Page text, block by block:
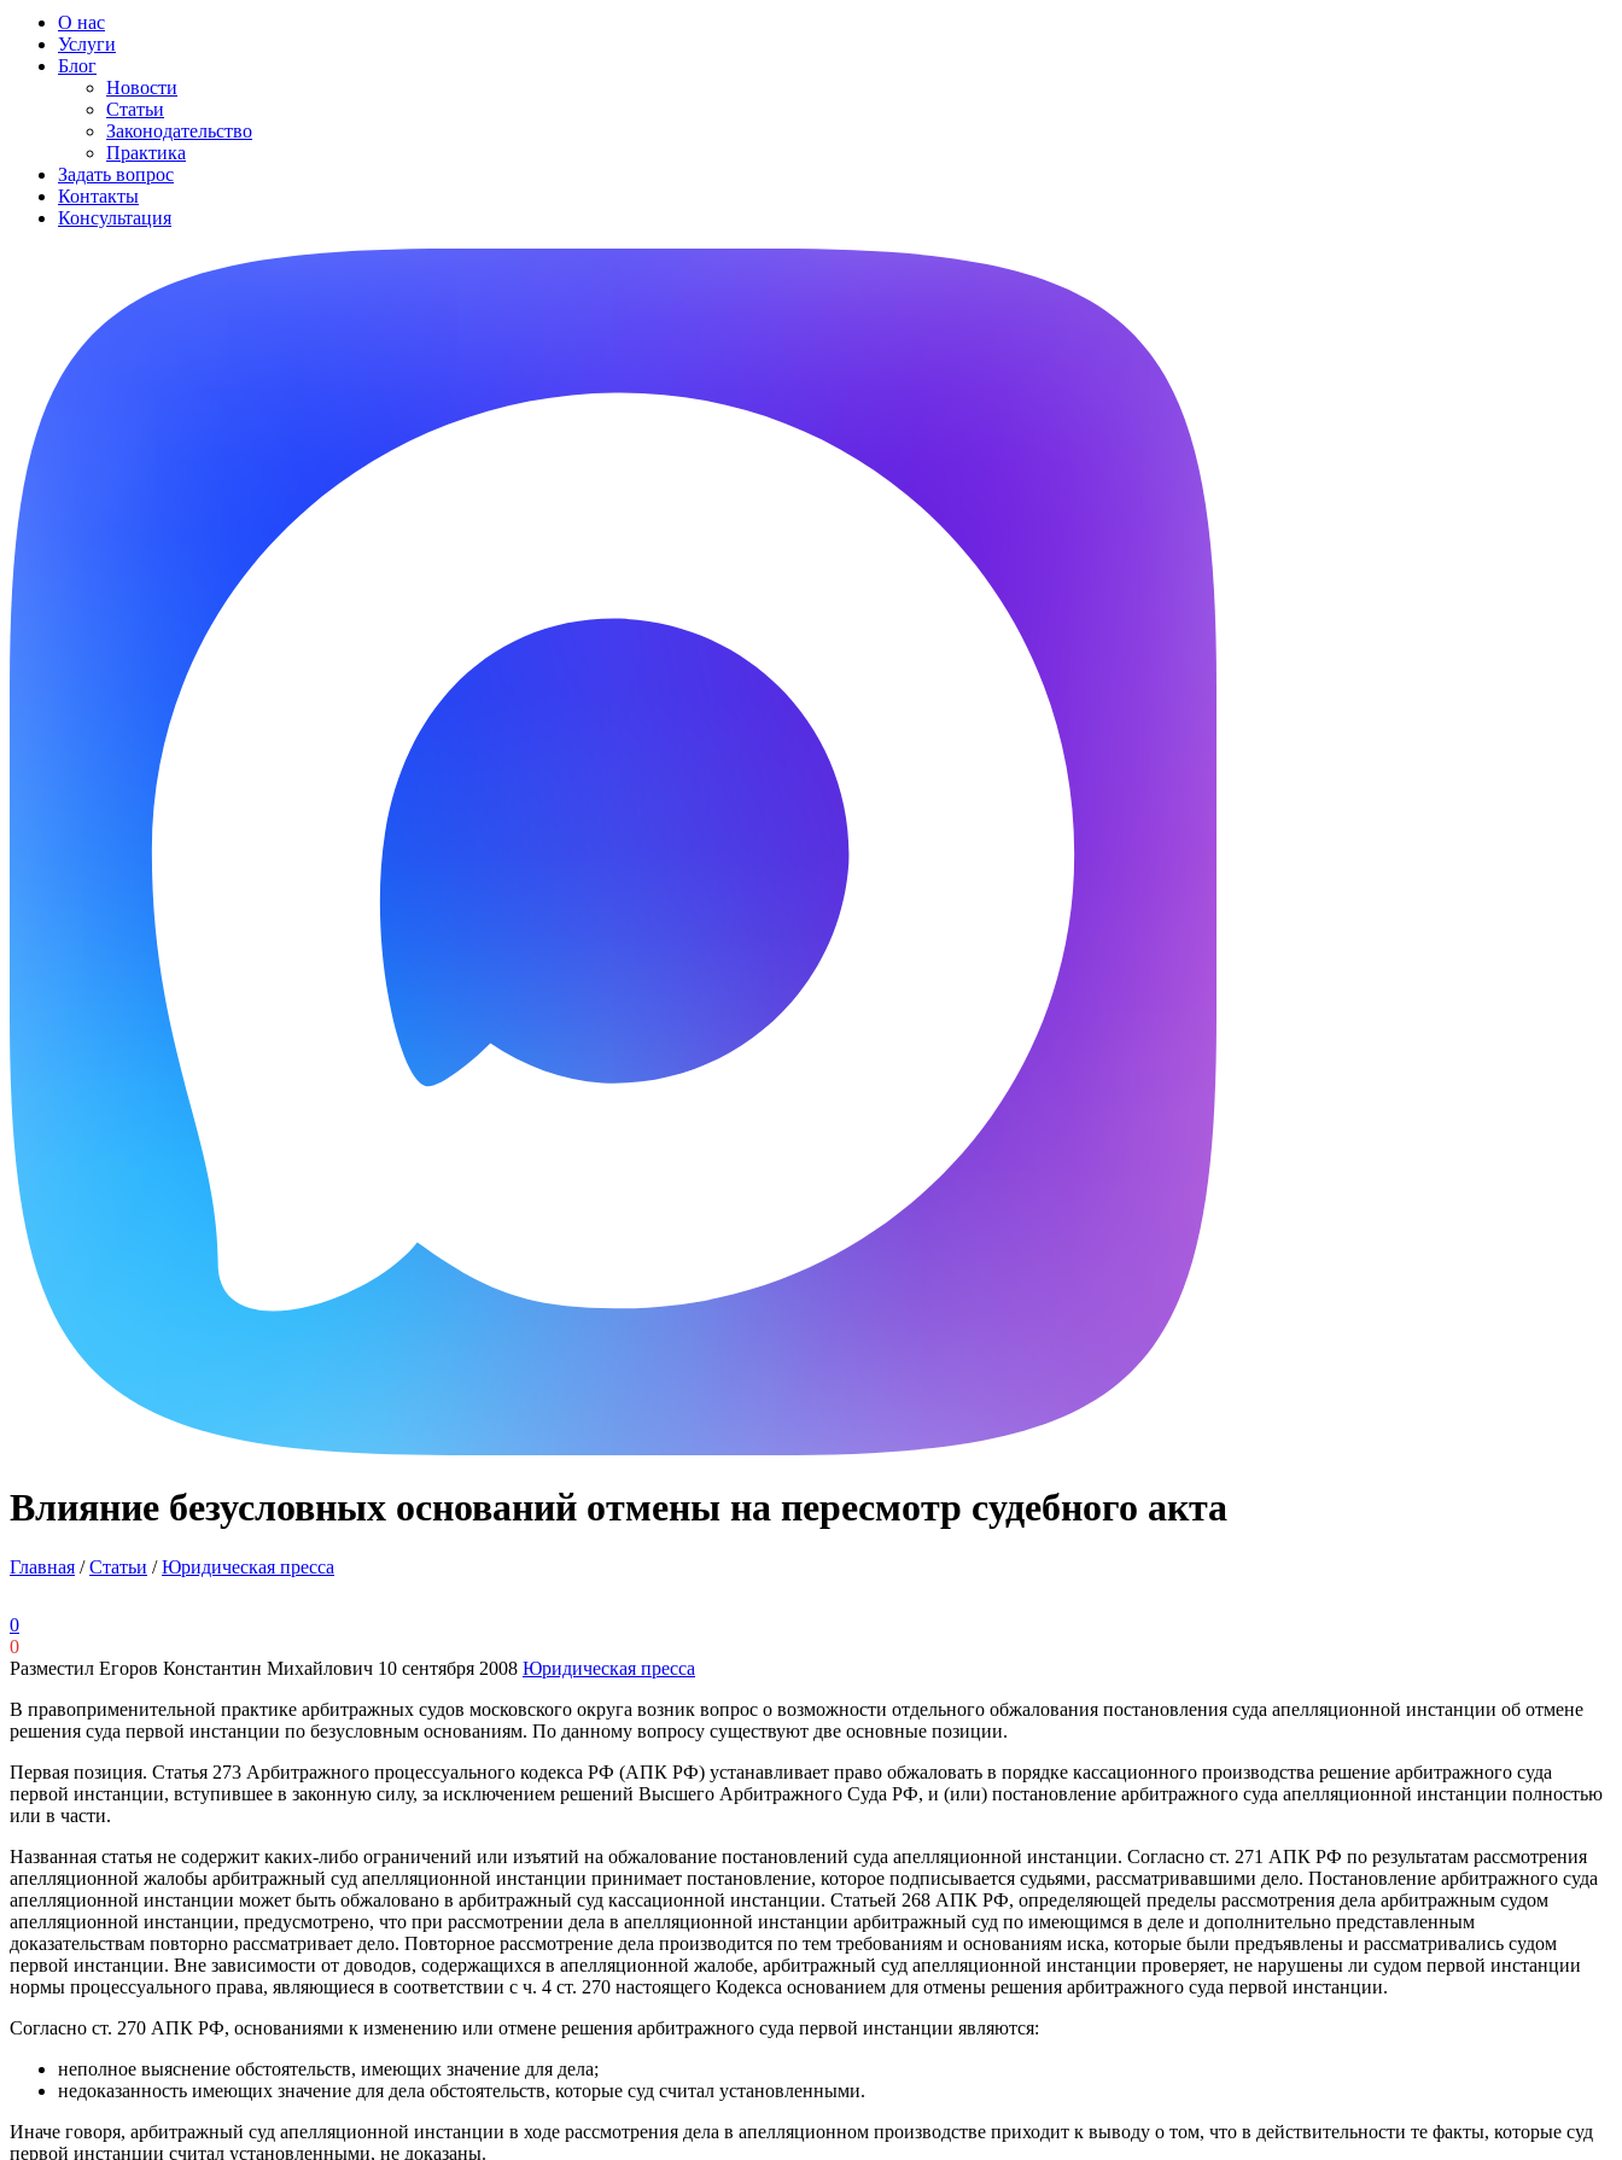
О нас
Услуги
Блог
Новости
Статьи
Законодательство
Практика
Задать вопрос
Контакты
Консультация
Влияние безусловных оснований отмены на пересмотр судебного акта
Главная /Статьи /Юридическая пресса
0
0
Разместил Егоров Константин Михайлович 10 сентября 2008 Юридическая пресса
В правоприменительной практике арбитражных судов московского округа возник вопрос о возможности отдельного обжалования постановления суда апелляционной инстанции об отмене
решения суда первой инстанции по безусловным основаниям. По данному вопросу существуют две основные позиции.
Первая позиция. Статья 273 Арбитражного процессуального кодекса РФ (АПК РФ) устанавливает право обжаловать в порядке кассационного производства решение арбитражного суда
первой инстанции, вступившее в законную силу, за исключением решений Высшего Арбитражного Суда РФ, и (или) постановление арбитражного суда апелляционной инстанции полностью
или в части.
Названная статья не содержит каких-либо ограничений или изъятий на обжалование постановлений суда апелляционной инстанции. Согласно ст. 271 АПК РФ по результатам рассмотрения
апелляционной жалобы арбитражный суд апелляционной инстанции принимает постановление, которое подписывается судьями, рассматривавшими дело. Постановление арбитражного суда
апелляционной инстанции может быть обжаловано в арбитражный суд кассационной инстанции. Статьей 268 АПК РФ, определяющей пределы рассмотрения дела арбитражным судом
апелляционной инстанции, предусмотрено, что при рассмотрении дела в апелляционной инстанции арбитражный суд по имеющимся в деле и дополнительно представленным
доказательствам повторно рассматривает дело. Повторное рассмотрение дела производится по тем требованиям и основаниям иска, которые были предъявлены и рассматривались судом
первой инстанции. Вне зависимости от доводов, содержащихся в апелляционной жалобе, арбитражный суд апелляционной инстанции проверяет, не нарушены ли судом первой инстанции
нормы процессуального права, являющиеся в соответствии с ч. 4 ст. 270 настоящего Кодекса основанием для отмены решения арбитражного суда первой инстанции.
Согласно ст. 270 АПК РФ, основаниями к изменению или отмене решения арбитражного суда первой инстанции являются:
неполное выяснение обстоятельств, имеющих значение для дела;
недоказанность имеющих значение для дела обстоятельств, которые суд считал установленными.
Иначе говоря, арбитражный суд апелляционной инстанции в ходе рассмотрения дела в апелляционном производстве приходит к выводу о том, что в действительности те факты, которые суд
первой инстанции считал установленными, не доказаны.